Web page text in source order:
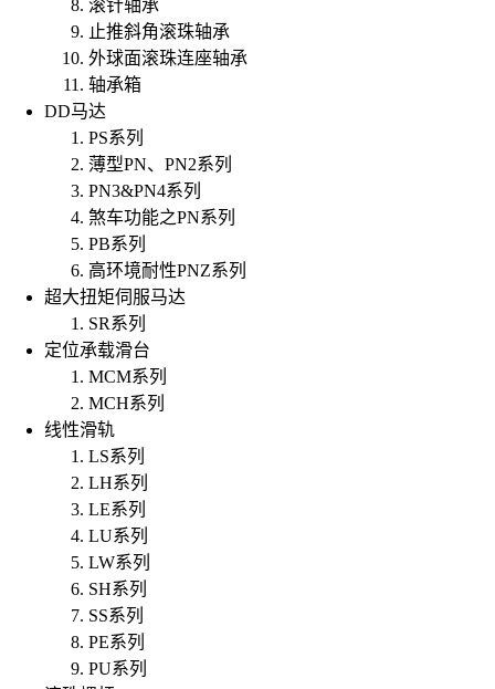
滚针轴承
止推斜角滚珠轴承
外球面滚珠连座轴承
轴承箱
DD马达
PS系列
薄型PN、PN2系列
PN3&PN4系列
煞车功能之PN系列
PB系列
高环境耐性PNZ系列
超大扭矩伺服马达
SR系列
定位承载滑台
MCM系列
MCH系列
线性滑轨
LS系列
LH系列
LE系列
LU系列
LW系列
SH系列
SS系列
PE系列
PU系列